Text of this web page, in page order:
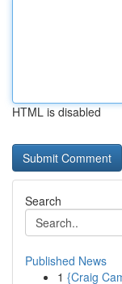
HTML is disabled
Search
Published News
1 {Craig